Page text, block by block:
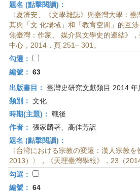
題名 (點擊閱讀)：
〈夏濟安、《文學雜誌》與臺灣大學：
其與「文 化場域」和「教育空間」的互
焦臺灣：作家、 媒介與文學史的連結》
中心，2014，頁 251– 301。
勾選：
編號： 63
出版書目： 臺灣史研究文獻類目 2014 年
類別： 文化
時期(主題)： 戰後
作者： 張家麟著、高佳芳訳
題名 (點擊閱讀)：
〈台湾における宗教の変遷：漢人宗教
2013）〉，《天理臺灣學報》，23（
勾選：
編號： 64